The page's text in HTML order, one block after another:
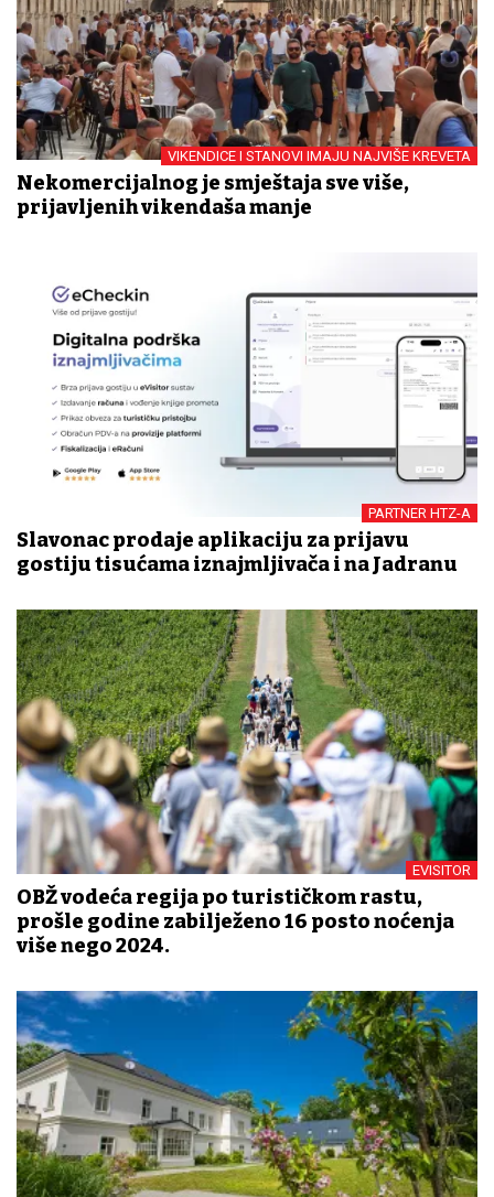
VIKENDICE I STANOVI IMAJU NAJVIŠE KREVETA
Nekomercijalnog je smještaja sve više,
prijavljenih vikendaša manje
PARTNER HTZ-A
Slavonac prodaje aplikaciju za prijavu
gostiju tisućama iznajmljivača i na Jadranu
EVISITOR
OBŽ vodeća regija po turističkom rastu,
prošle godine zabilježeno 16 posto noćenja
više nego 2024.